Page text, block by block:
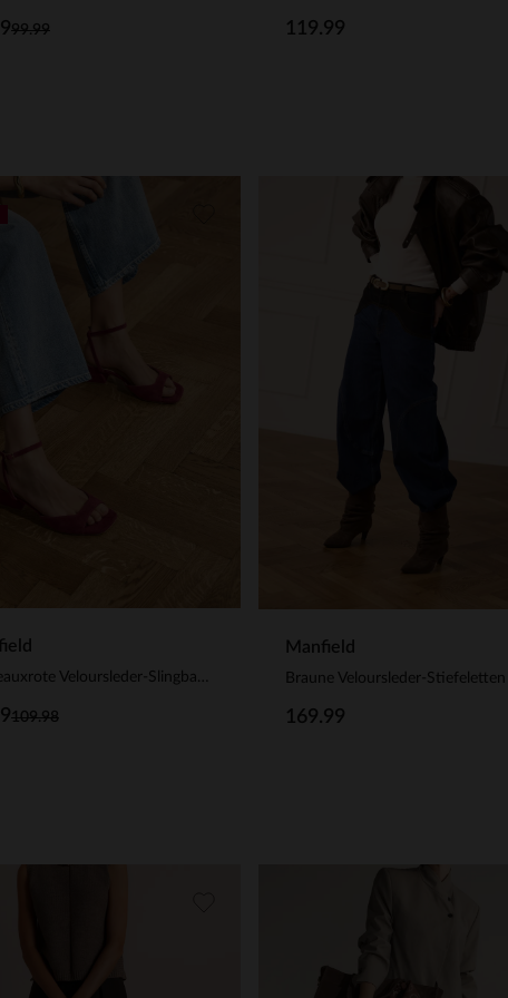
99.99 119.99
Bordeauxrote Veloursleder-Slingbackpumps
109.98
Manfield
169.99